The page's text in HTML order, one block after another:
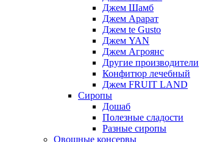
Джем Шамб
Джем Арарат
Джем te Gusto
Джем YAN
Джем Агроянс
Другие производители
Конфитюр лечебный
Джем FRUIT LAND
Сиропы
Дошаб
Полезные сладости
Разные сиропы
Овощные консервы